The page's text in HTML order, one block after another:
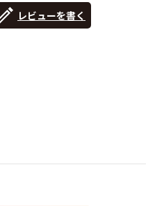
レビューを書く